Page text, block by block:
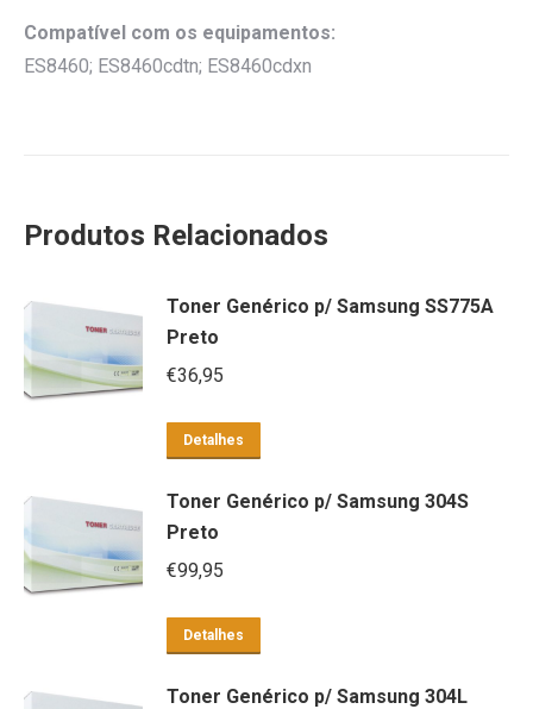
Compatível com os equipamentos:
ES8460; ES8460cdtn; ES8460cdxn
Produtos Relacionados
Toner Genérico p/ Samsung SS775A
Preto
€36,95
Detalhes
Toner Genérico p/ Samsung 304S
Preto
€99,95
Detalhes
Toner Genérico p/ Samsung 304L